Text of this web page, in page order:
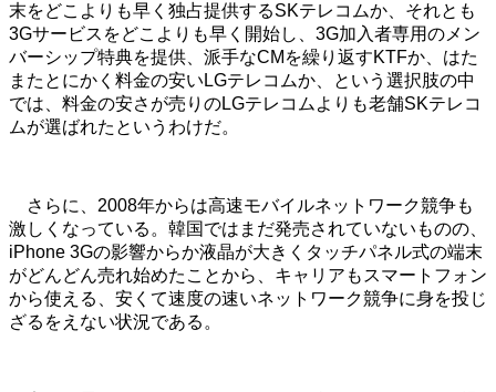
末をどこよりも早く独占提供するSKテレコムか、それとも
3Gサービスをどこよりも早く開始し、3G加入者専用のメン
バーシップ特典を提供、派手なCMを繰り返すKTFか、はた
またとにかく料金の安いLGテレコムか、という選択肢の中
では、料金の安さが売りのLGテレコムよりも老舗SKテレコ
ムが選ばれたというわけだ。
さらに、2008年からは高速モバイルネットワーク競争も
激しくなっている。韓国ではまだ発売されていないものの、
iPhone 3Gの影響からか液晶が大きくタッチパネル式の端末
がどんどん売れ始めたことから、キャリアもスマートフォン
から使える、安くて速度の速いネットワーク競争に身を投じ
ざるをえない状況である。